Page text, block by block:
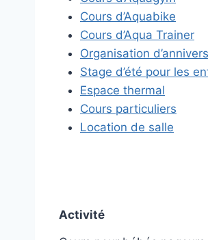
Cours d’Aquabike
Cours d’Aqua Trainer
Organisation
Stage d’été pour les
Espace thermal
Cours particuliers
Location de salle
Activité